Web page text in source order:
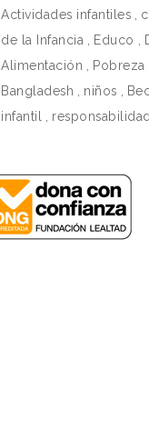
Actividades infantiles
de la Infancia
Educo
Alimentación
Pobreza
Bangladesh
niños
infantil
responsabilidad